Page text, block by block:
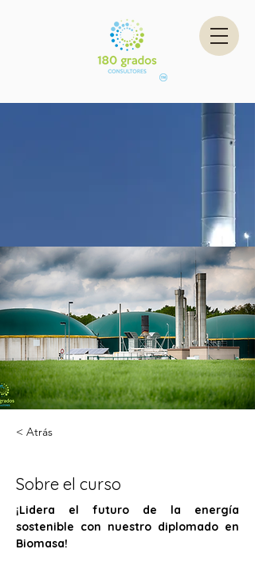
< Atrás
Sobre el curso
¡Lidera el futuro de la energía
sostenible con nuestro diplomado en
Biomasa!